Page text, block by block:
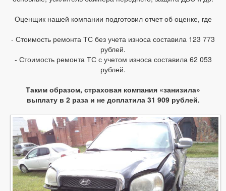
Оценщик нашей компании подготовил отчет об оценке, где
- Стоимость ремонта ТС без учета износа составила 123 773
рублей.
- Стоимость ремонта ТС с учетом износа составила 62 053
рублей.
Таким образом, страховая компания «занизила»
выплату в 2 раза и не доплатила 31 909 рублей.